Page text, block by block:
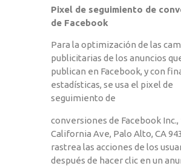
Pixel de seguimiento de
de Facebook
Para la optimización de las
publicitarias de los anuncios
publican en Facebook, y con
estadísticas, se usa el pixel de
seguimiento de
conversiones de Facebook Inc.,
California Ave, Palo Alto, CA
rastrea las acciones de los
después de hacer clic en un